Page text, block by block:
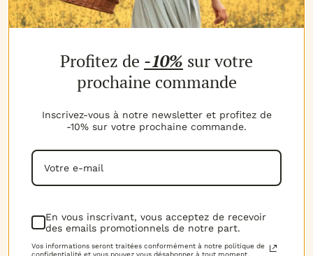
Les parfums
MON COMPTE
Espace client
Parrainage
Mon panier
NOTRE EXPERTISE
06.52.02.74.51
RGPD
Profitez de -10% sur votre
prochaine commande
Inscrivez-vous à notre newsletter et profitez de
-10% sur votre prochaine commande.
En vous inscrivant, vous acceptez de recevoir
des emails promotionnels de notre part.
Vos informations seront traitées conformément à notre politique de
confidentialité et vous pouvez vous désabonner à tout moment.